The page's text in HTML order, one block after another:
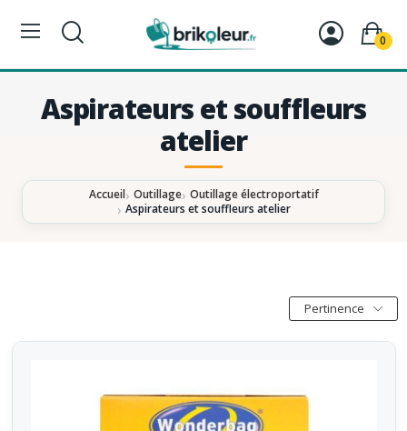
0
Aspirateurs et souffleurs
atelier
Accueil Outillage Outillage électroportatif
Aspirateurs et souffleurs atelier
Pertinence